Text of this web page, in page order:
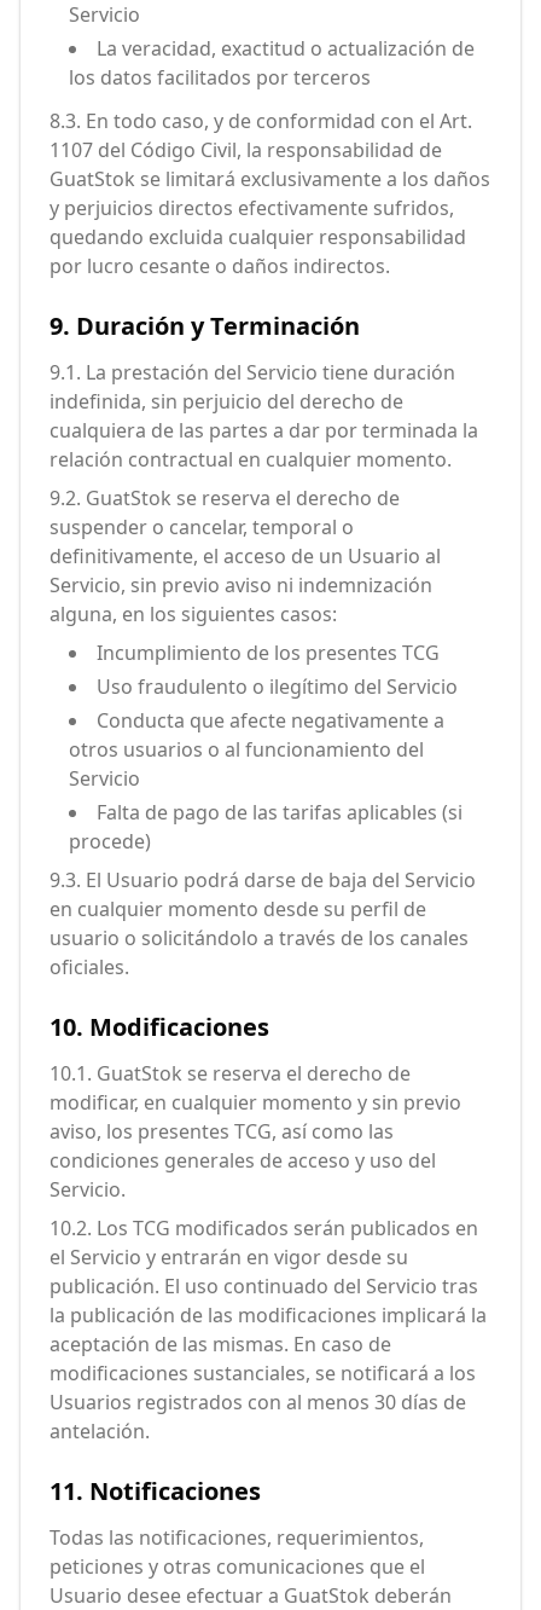
Servicio
La veracidad, exactitud o actualización de
los datos facilitados por terceros
8.3. En todo caso, y de conformidad con el Art.
1107 del Código Civil, la responsabilidad de
GuatStok se limitará exclusivamente a los daños
y perjuicios directos efectivamente sufridos,
quedando excluida cualquier responsabilidad
por lucro cesante o daños indirectos.
9. Duración y Terminación
9.1. La prestación del Servicio tiene duración
indefinida, sin perjuicio del derecho de
cualquiera de las partes a dar por terminada la
relación contractual en cualquier momento.
9.2. GuatStok se reserva el derecho de
suspender o cancelar, temporal o
definitivamente, el acceso de un Usuario al
Servicio, sin previo aviso ni indemnización
alguna, en los siguientes casos:
Incumplimiento de los presentes TCG
Uso fraudulento o ilegítimo del Servicio
Conducta que afecte negativamente a
otros usuarios o al funcionamiento del
Servicio
Falta de pago de las tarifas aplicables (si
procede)
9.3. El Usuario podrá darse de baja del Servicio
en cualquier momento desde su perfil de
usuario o solicitándolo a través de los canales
oficiales.
10. Modificaciones
10.1. GuatStok se reserva el derecho de
modificar, en cualquier momento y sin previo
aviso, los presentes TCG, así como las
condiciones generales de acceso y uso del
Servicio.
10.2. Los TCG modificados serán publicados en
el Servicio y entrarán en vigor desde su
publicación. El uso continuado del Servicio tras
la publicación de las modificaciones implicará la
aceptación de las mismas. En caso de
modificaciones sustanciales, se notificará a los
Usuarios registrados con al menos 30 días de
antelación.
11. Notificaciones
Todas las notificaciones, requerimientos,
peticiones y otras comunicaciones que el
Usuario desee efectuar a GuatStok deberán